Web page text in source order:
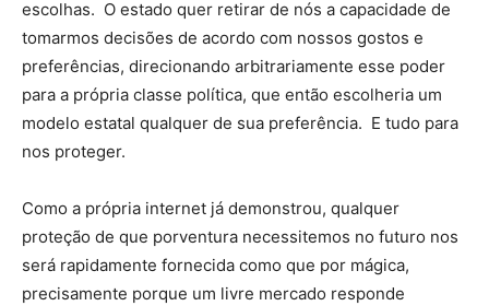
escolhas. O estado quer retirar de nós a capacidade de
tomarmos decisões de acordo com nossos gostos e
preferências, direcionando arbitrariamente esse poder
para a própria classe política, que então escolheria um
modelo estatal qualquer de sua preferência. E tudo para
nos proteger.
Como a própria internet já demonstrou, qualquer
proteção de que porventura necessitemos no futuro nos
será rapidamente fornecida como que por mágica,
precisamente porque um livre mercado responde